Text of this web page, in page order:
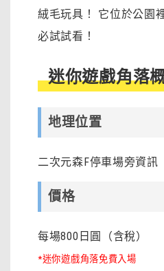
絨毛玩具！ 它位於公園
必試試看！
迷你遊戲角落
地理位置
二次元森F停車場旁資訊
價格
每場800日圓（含稅）
*迷你遊戲角落免費入場